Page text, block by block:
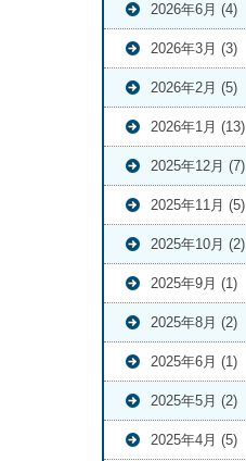
2026年6月 (4)
2026年3月 (3)
2026年2月 (5)
2026年1月 (13)
2025年12月 (7)
2025年11月 (5)
2025年10月 (2)
2025年9月 (1)
2025年8月 (2)
2025年6月 (1)
2025年5月 (2)
2025年4月 (5)